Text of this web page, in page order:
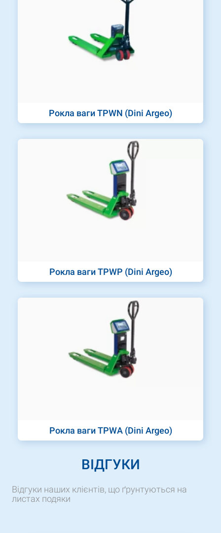
Рокла ваги TPWN (Dini Argeo)
Рокла ваги TPWP (Dini Argeo)
Рокла ваги TPWA (Dini Argeo)
ВІДГУКИ
Відгуки наших клієнтів, що ґрунтуються на
листах подяки